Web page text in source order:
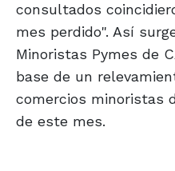
consultados
mes perdido". Así
Minoristas Pymes de
base de un
comercios minoristas
de este mes.